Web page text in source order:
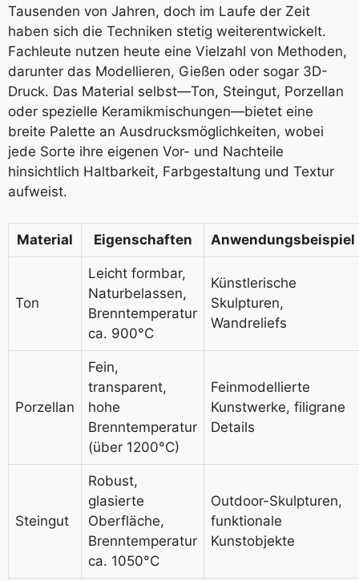
Tausenden von Jahren, doch im Laufe der Zeit
haben sich die Techniken stetig weiterentwickelt.
Fachleute nutzen heute eine Vielzahl von Methoden,
darunter das Modellieren, Gießen oder sogar 3D-
Druck. Das Material selbst—Ton, Steingut, Porzellan
oder spezielle Keramikmischungen—bietet eine
breite Palette an Ausdrucksmöglichkeiten, wobei
jede Sorte ihre eigenen Vor- und Nachteile
hinsichtlich Haltbarkeit, Farbgestaltung und Textur
aufweist.
Material Eigenschaften Anwendungsbeispiel
Ton
Leicht formbar,
Naturbelassen,
Brenntemperatur
ca. 900°C
Künstlerische
Skulpturen,
Wandreliefs
Porzellan
Fein,
transparent,
hohe
Brenntemperatur
(über 1200°C)
Feinmodellierte
Kunstwerke, filigrane
Details
Steingut
Robust,
glasierte
Oberfläche,
Brenntemperatur
ca. 1050°C
Outdoor-Skulpturen,
funktionale
Kunstobjekte